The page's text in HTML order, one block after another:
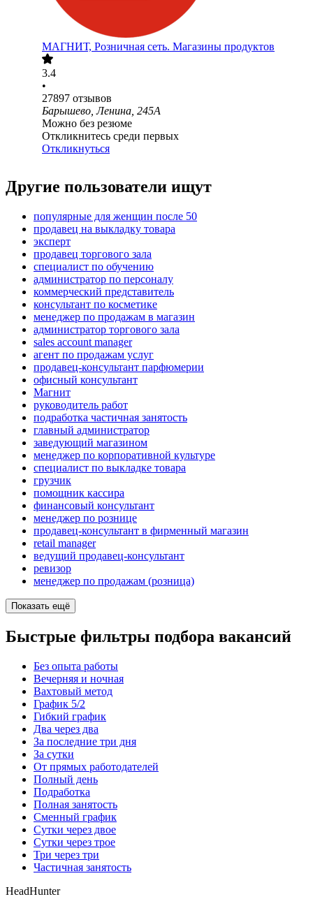
МАГНИТ, Розничная сеть. Магазины продуктов
3.4
•
27897 отзывов
Барышево, Ленина, 245А
Можно без резюме
Откликнитесь среди первых
Откликнуться
Другие пользователи ищут
популярные для женщин после 50
продавец на выкладку товара
эксперт
продавец торгового зала
специалист по обучению
администратор по персоналу
коммерческий представитель
консультант по косметике
менеджер по продажам в магазин
администратор торгового зала
sales account manager
агент по продажам услуг
продавец-консультант парфюмерии
офисный консультант
Магнит
руководитель работ
подработка частичная занятость
главный администратор
заведующий магазином
менеджер по корпоративной культуре
специалист по выкладке товара
грузчик
помощник кассира
финансовый консультант
менеджер по рознице
продавец-консультант в фирменный магазин
retail manager
ведущий продавец-консультант
ревизор
менеджер по продажам (розница)
Показать ещё
Быстрые фильтры подбора вакансий
Без опыта работы
Вечерняя и ночная
Вахтовый метод
График 5/2
Гибкий график
Два через два
За последние три дня
За сутки
От прямых работодателей
Полный день
Подработка
Полная занятость
Сменный график
Сутки через двое
Сутки через трое
Три через три
Частичная занятость
HeadHunter